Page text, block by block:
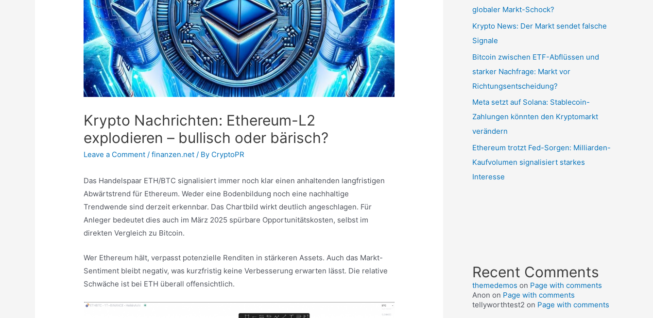
Krypto Nachrichten: Ethereum-L2
explodieren – bullisch oder bärisch?
Leave a Comment /finanzen.net / By CryptoPR
Das Handelspaar ETH/BTC signalisiert immer noch klar einen anhaltenden langfristigen
Abwärtstrend für Ethereum. Weder eine Bodenbildung noch eine nachhaltige
Trendwende sind derzeit erkennbar. Das Chartbild wirkt deutlich angeschlagen. Für
Anleger bedeutet dies auch im März 2025 spürbare Opportunitätskosten, selbst im
direkten Vergleich zu Bitcoin.
Wer Ethereum hält, verpasst potenzielle Renditen in stärkeren Assets. Auch das Markt-
Sentiment bleibt negativ, was kurzfristig keine Verbesserung erwarten lässt. Die relative
Schwäche ist bei ETH überall offensichtlich.
globaler Markt-Schock?
Krypto News: Der Markt sendet falsche
Signale
Bitcoin zwischen ETF-Abflüssen und
starker Nachfrage: Markt vor
Richtungsentscheidung?
Meta setzt auf Solana: Stablecoin-
Zahlungen könnten den Kryptomarkt
verändern
Ethereum trotzt Fed-Sorgen: Milliarden-
Kaufvolumen signalisiert starkes
Interesse
Recent Comments
themedemos on Page with comments
Anon on Page with comments
tellyworthtest2 on Page with comments